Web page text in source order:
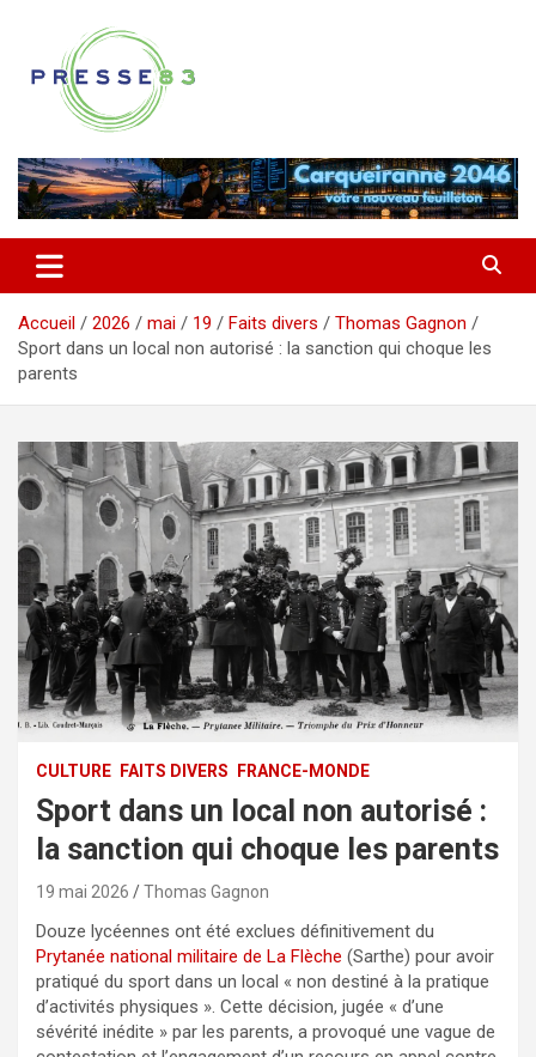
contenu
Presse 83
Accueil 2026 mai 19 Faits divers
Thomas Gagnon
Sport dans un local non autorisé : la sanction qui choque les
parents
CULTURE FAITS DIVERS FRANCE-MONDE
Sport dans un local non autorisé :
la sanction qui choque les parents
19 mai 2026 Thomas Gagnon
Douze lycéennes ont été exclues définitivement du
Prytanée national militaire de La Flèche (Sarthe) pour avoir
pratiqué du sport dans un local « non destiné à la pratique
d’activités physiques ». Cette décision, jugée « d’une
sévérité inédite » par les parents, a provoqué une vague de